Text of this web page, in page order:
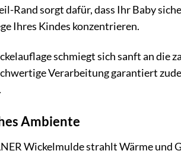
Rand sorgt dafür, dass Ihr Baby
Ihres Kindes konzentrieren.
schmiegt sich sanft an
Verarbeitung garantiert
Ambiente
Wickelmulde strahlt Wärme und